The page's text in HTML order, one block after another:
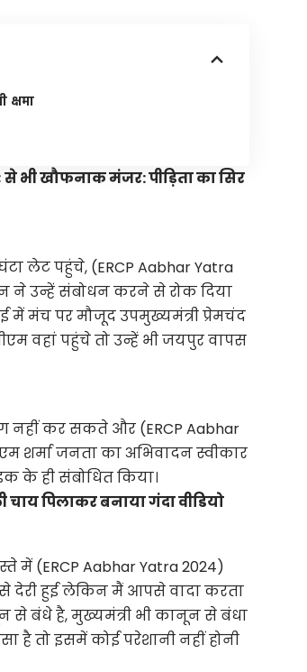
क्षमा
भी खौफनाक मंजर: पीड़िता का सिर
लेट पहुंचे, (ERCP Aabhar Yatra
ने उन्हें संबोधन करने से रोक दिया
में मंच पर मौजूद उपमुख्यमंत्री प्रेमचंद
वहां पहुंचे तो उन्हें भी जयपुर वापस
नहीं कर सकते और (ERCP Aabhar
शर्मा जनता का अभिवादन स्वीकार
के ही संबोधित किया।
पिलाकर बनाया गंदा वीडियो
(ERCP Aabhar Yatra 2024)
देरी हुई लेकिन मैं आपसे वादा करता
बंधे है, मुख्यमंत्री भी कानून से बंधा
तो इसमें कोई परेशानी नहीं होनी